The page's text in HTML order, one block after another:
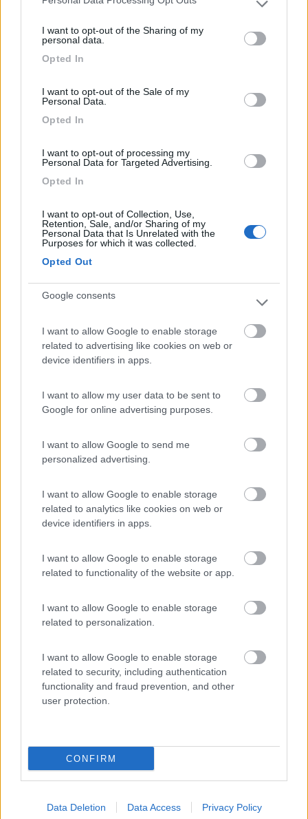
Please note that this website/app uses one or more Google
not limited to your visit or usage behaviour. You may click to
use your data for below specified purposes in below Google
I want to opt-out of the Sharing of my
personal data.
Opted In
I want to opt-out of the Sale of my
Personal Data.
Opted In
I want to opt-out of processing my
Personal Data for Targeted Advertising.
Opted In
I want to opt-out of Collection, Use,
Retention, Sale, and/or Sharing of my
Personal Data that Is Unrelated with the
Purposes for which it was collected.
Opted Out
Google consents
I want to allow Google to enable storage
related to advertising like cookies on web or
device identifiers in apps.
I want to allow my user data to be sent to
Google for online advertising purposes.
I want to allow Google to send me
personalized advertising.
I want to allow Google to enable storage
related to analytics like cookies on web or
device identifiers in apps.
I want to allow Google to enable storage
related to functionality of the website or app.
I want to allow Google to enable storage
related to personalization.
I want to allow Google to enable storage
related to security, including authentication
functionality and fraud prevention, and other
user protection.
CONFIRM
Data Deletion Data Access Privacy Policy
gentilissimi. Docce calde gratis. Forra
Raggaschlucht a 2 passi dall'ingresso
Accoglienza
9
(20)
Area di sosta
8.2 Caravan Park Sexten
Sesto(BZ)
Campeggio
8.2 Dobbiaco(BZ)
Campeggio
Area di sosta
7.8 Camping Hotel Loewenhof